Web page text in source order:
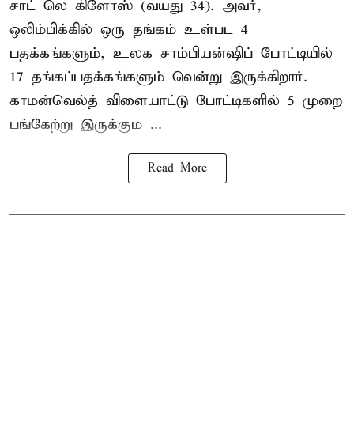
சாட் லெ கிளோஸ் (வயது 34). அவர்,
ஒலிம்பிக்கில் ஒரு தங்கம் உள்பட 4
பதக்கங்களும், உலக சாம்பியன்ஷிப் போட்டியில்
17 தங்கப்பதக்கங்களும் வென்று இருக்கிறார்.
காமன்வெல்த் விளையாட்டு போட்டிகளில் 5 முறை
பங்கேற்று இருக்கும ...
Read More